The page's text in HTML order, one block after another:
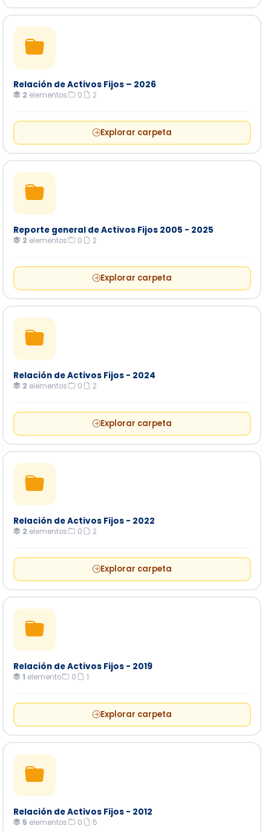
Relación de Activos Fijos – 2026
2 elementos 0 2
Explorar carpeta
Reporte general de Activos Fijos 2005 - 2025
2 elementos 0 2
Explorar carpeta
Relación de Activos Fijos - 2024
2 elementos 0 2
Explorar carpeta
Relación de Activos Fijos - 2022
2 elementos 0 2
Explorar carpeta
Relación de Activos Fijos - 2019
1 elemento· 0 1
Explorar carpeta
Relación de Activos Fijos - 2012
5 elementos 0 5